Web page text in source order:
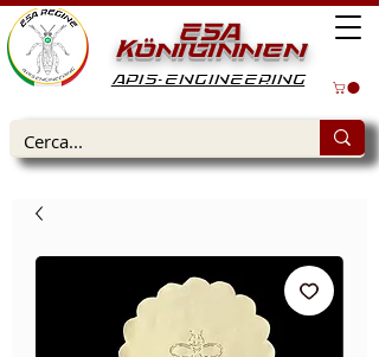
ESA
Königinnen
APIS-ENGINEERING